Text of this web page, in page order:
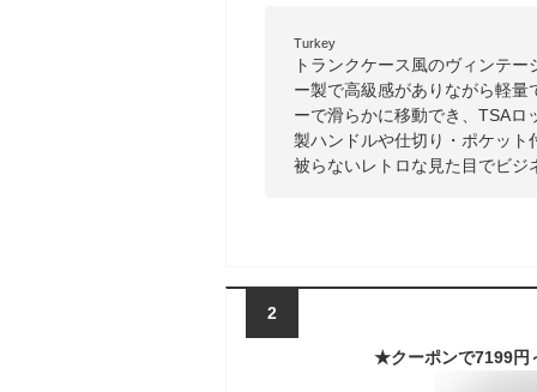
Turkey
トランクケース風のヴィンテ
ー製で高級感がありながら軽
ーで滑らかに移動でき、TSAロ
製ハンドルや仕切り・ポケッ
被らないレトロな見た目でビ
2